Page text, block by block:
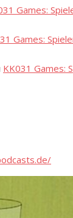
Games:
Games:
KK031 Games: